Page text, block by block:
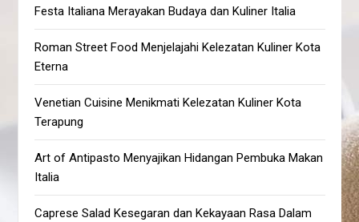
Festa Italiana Merayakan Budaya dan Kuliner Italia
Roman Street Food Menjelajahi Kelezatan Kuliner Kota
Eterna
Venetian Cuisine Menikmati Kelezatan Kuliner Kota
Terapung
Art of Antipasto Menyajikan Hidangan Pembuka Makan
Italia
Caprese Salad Kesegaran dan Kekayaan Rasa Dalam